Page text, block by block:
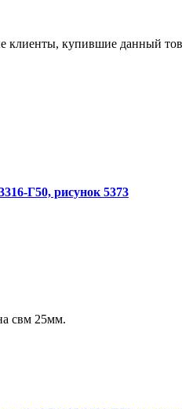
клиенты, купившие данный
Г50, рисунок 5373
свм 25мм.